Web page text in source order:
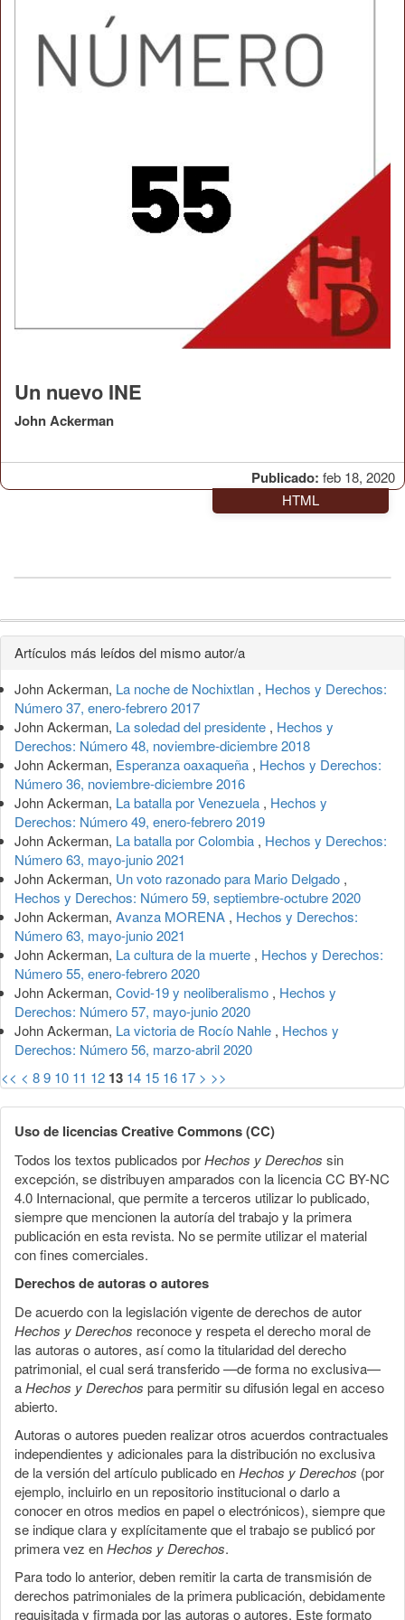
Publicado: feb 18, 2020
Un nuevo INE
John Ackerman
HTML
Detalles
del
artículo
Artículos más leídos del mismo autor/a
John Ackerman, La noche de Nochixtlan , Hechos y Derechos:
Número 37, enero-febrero 2017
John Ackerman, La soledad del presidente , Hechos y
Derechos: Número 48, noviembre-diciembre 2018
John Ackerman, Esperanza oaxaqueña , Hechos y Derechos:
Número 36, noviembre-diciembre 2016
John Ackerman, La batalla por Venezuela , Hechos y
Derechos: Número 49, enero-febrero 2019
John Ackerman, La batalla por Colombia , Hechos y Derechos:
Número 63, mayo-junio 2021
John Ackerman, Un voto razonado para Mario Delgado ,
Hechos y Derechos: Número 59, septiembre-octubre 2020
John Ackerman, Avanza MORENA , Hechos y Derechos:
Número 63, mayo-junio 2021
John Ackerman, La cultura de la muerte , Hechos y Derechos:
Número 55, enero-febrero 2020
John Ackerman, Covid-19 y neoliberalismo , Hechos y
Derechos: Número 57, mayo-junio 2020
John Ackerman, La victoria de Rocío Nahle , Hechos y
Derechos: Número 56, marzo-abril 2020
<< < 89 10 11 12 13 14 15 16 17 > >>
Uso de licencias Creative Commons (CC)
Todos los textos publicados porHechos y Derechos sin
excepción, se distribuyen amparados con la licencia CC BY-NC
4.0 Internacional, que permite a terceros utilizar lo publicado,
siempre que mencionen la autoría del trabajo y la primera
publicación en esta revista. No se permite utilizar el material
con fines comerciales.
Derechos de autoras o autores
De acuerdo con la legislación vigente de derechos de autor
Hechos y Derechos reconoce y respeta el derecho moral de
las autoras o autores, así como la titularidad del derecho
patrimonial, el cual será transferido —de forma no exclusiva—
aHechos y Derechos para permitir su difusión legal en acceso
abierto.
Autoras o autores pueden realizar otros acuerdos contractuales
independientes y adicionales para la distribución no exclusiva
de la versión del artículo publicado enHechos y Derechos (por
ejemplo, incluirlo en un repositorio institucional o darlo a
conocer en otros medios en papel o electrónicos), siempre que
se indique clara y explícitamente que el trabajo se publicó por
primera vez enHechos y Derechos.
Para todo lo anterior, deben remitir la carta de transmisión de
derechos patrimoniales de la primera publicación, debidamente
requisitada y firmada por las autoras o autores. Este formato